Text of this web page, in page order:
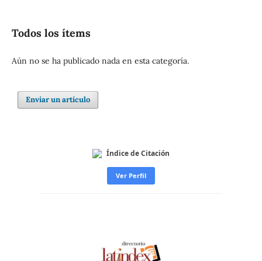
Todos los ítems
Aún no se ha publicado nada en esta categoría.
Enviar un artículo
Índice de Citación
Ver Perfil